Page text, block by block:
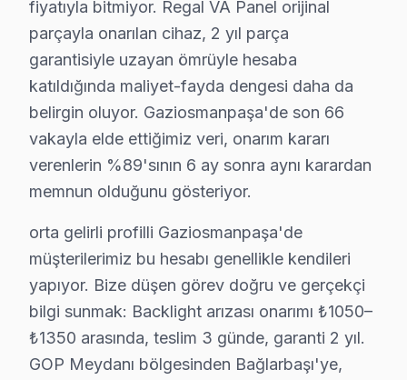
Gaziosmanpaşa Mahallelerinde Regal Servis
Gaziosmanpaşa bölgesinde Regal televizyonların sık
1.Panel Sorunları
Panelde meydana gelen yanıklar ya da görüntü
Anakart Arızaları
Cihazın açılmaması ya da donma sorunları, anakart
Güç kartı arızaları, Regal televizyonlarda sık
Backlight Sorunları
Ekranın kararması ya da ışıklandırmanın düzgün
5.Yazılım Problemleri
Regal televizyonların bazı modellerinde güncelleme
fiyatıyla bitmiyor. Regal VA Panel orijinal
parçayla onarılan cihaz, 2 yıl parça
garantisiyle uzayan ömrüyle hesaba
katıldığında maliyet-fayda dengesi daha da
belirgin oluyor. Gaziosmanpaşa'de son 66
vakayla elde ettiğimiz veri, onarım kararı
verenlerin %89'sının 6 ay sonra aynı karardan
memnun olduğunu gösteriyor.
orta gelirli profilli Gaziosmanpaşa'de
müşterilerimiz bu hesabı genellikle kendileri
yapıyor. Bize düşen görev doğru ve gerçekçi
bilgi sunmak: Backlight arızası onarımı ₺1050–
₺1350 arasında, teslim 3 günde, garanti 2 yıl.
GOP Meydanı bölgesinden Bağlarbaşı'ye,